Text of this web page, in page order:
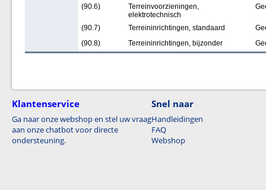
(90.6)
Terreinvoorzieningen,
elektrotechnisch
(90.7) Terreininrichtingen, standaard
(90.8)
Terreininrichtingen, bijzonder
Klantenservice
Ga naar onze webshop en stel uw vraag
aan onze chatbot voor directe
ondersteuning.
Snel naar
Handleidingen
FAQ
Webshop